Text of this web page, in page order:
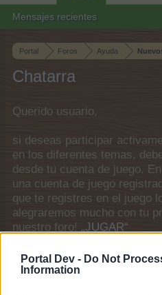
Portal Dev - Do Not
Information
Portal Foros Ayuda
Chatarra
Querido usuario,
si deseas participar
en los diferentes temas,
desde tu cuenta de juego.
una cuenta de juego
que te registres en el juego
alegraremos mucho con tu
nuestro foro! „JUGAR“
Mensajes recientes